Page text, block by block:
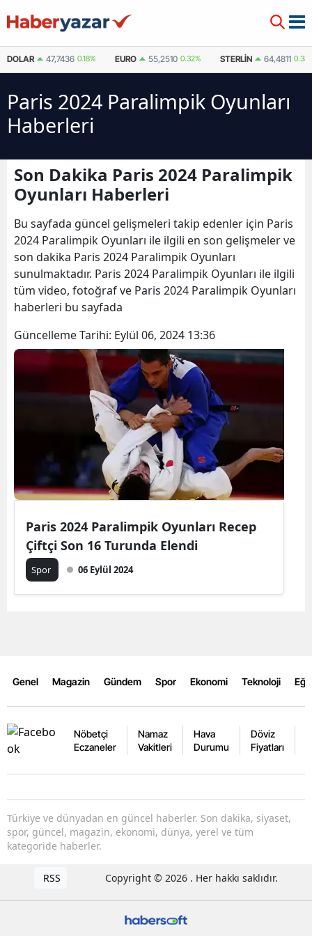
DOLAR 47,7436 0.18% EURO 55,2510 0.32% STERLIN 64,4811
Paris 2024 Paralimpik Oyunları
Haberleri
Son Dakika Paris 2024 Paralimpik
Oyunları Haberleri
Bu sayfada güncel gelişmeleri takip edenler için Paris
2024 Paralimpik Oyunları ile ilgili en son gelişmeler ve
son dakika Paris 2024 Paralimpik Oyunları
sunulmaktadır. Paris 2024 Paralimpik Oyunları ile ilgili
tüm video, fotoğraf ve Paris 2024 Paralimpik Oyunları
haberleri bu sayfada
Güncelleme Tarihi: Eylül 06, 2024 13:36
Paris 2024 Paralimpik Oyunları Recep
Çiftçi Son 16 Turunda Elendi
Spor 06 Eylül 2024
Genel Magazin Gündem Spor Ekonomi Teknoloji
Nöbetçi
Eczaneler
Namaz
Vakitleri
Hava
Durumu
Döviz
Fiyatları
Türkiye ve dünyadan en güncel haberler. Son dakika, siyaset,
spor, güncel, magazin, ekonomi, dünya, yerel ve tüm
kategoride haberler.
RSS Copyright © 2026 . Her hakkı saklıdır.